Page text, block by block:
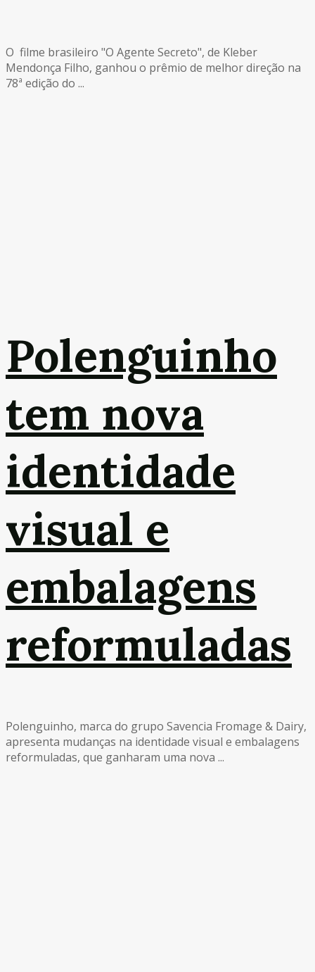
O filme brasileiro "O Agente Secreto", de Kleber
Mendonça Filho, ganhou o prêmio de melhor direção na
78ª edição do ...
Polenguinho
tem nova
identidade
visual e
embalagens
reformuladas
Polenguinho, marca do grupo Savencia Fromage & Dairy,
apresenta mudanças na identidade visual e embalagens
reformuladas, que ganharam uma nova ...